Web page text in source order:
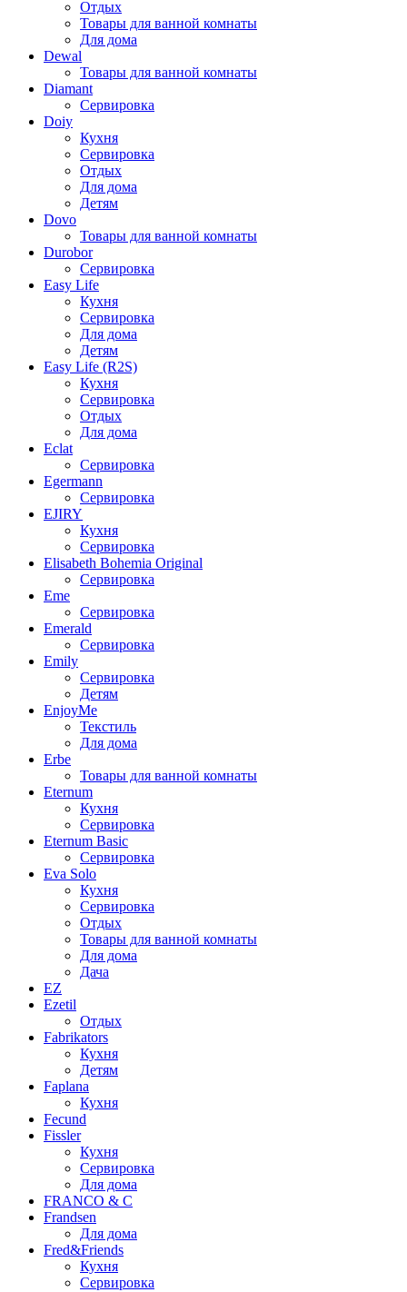
Отдых
Товары для ванной комнаты
Для дома
Dewal
Товары для ванной комнаты
Diamant
Сервировка
Doiy
Кухня
Сервировка
Отдых
Для дома
Детям
Dovo
Товары для ванной комнаты
Durobor
Сервировка
Easy Life
Кухня
Сервировка
Для дома
Детям
Easy Life (R2S)
Кухня
Сервировка
Отдых
Для дома
Eclat
Сервировка
Egermann
Сервировка
EJIRY
Кухня
Сервировка
Elisabeth Bohemia Original
Сервировка
Eme
Сервировка
Emerald
Сервировка
Emily
Сервировка
Детям
EnjoyMe
Текстиль
Для дома
Erbe
Товары для ванной комнаты
Eternum
Кухня
Сервировка
Eternum Basic
Сервировка
Eva Solo
Кухня
Сервировка
Отдых
Товары для ванной комнаты
Для дома
Дача
EZ
Ezetil
Отдых
Fabrikators
Кухня
Детям
Faplana
Кухня
Fecund
Fissler
Кухня
Сервировка
Для дома
FRANCO & C
Frandsen
Для дома
Fred&Friends
Кухня
Сервировка